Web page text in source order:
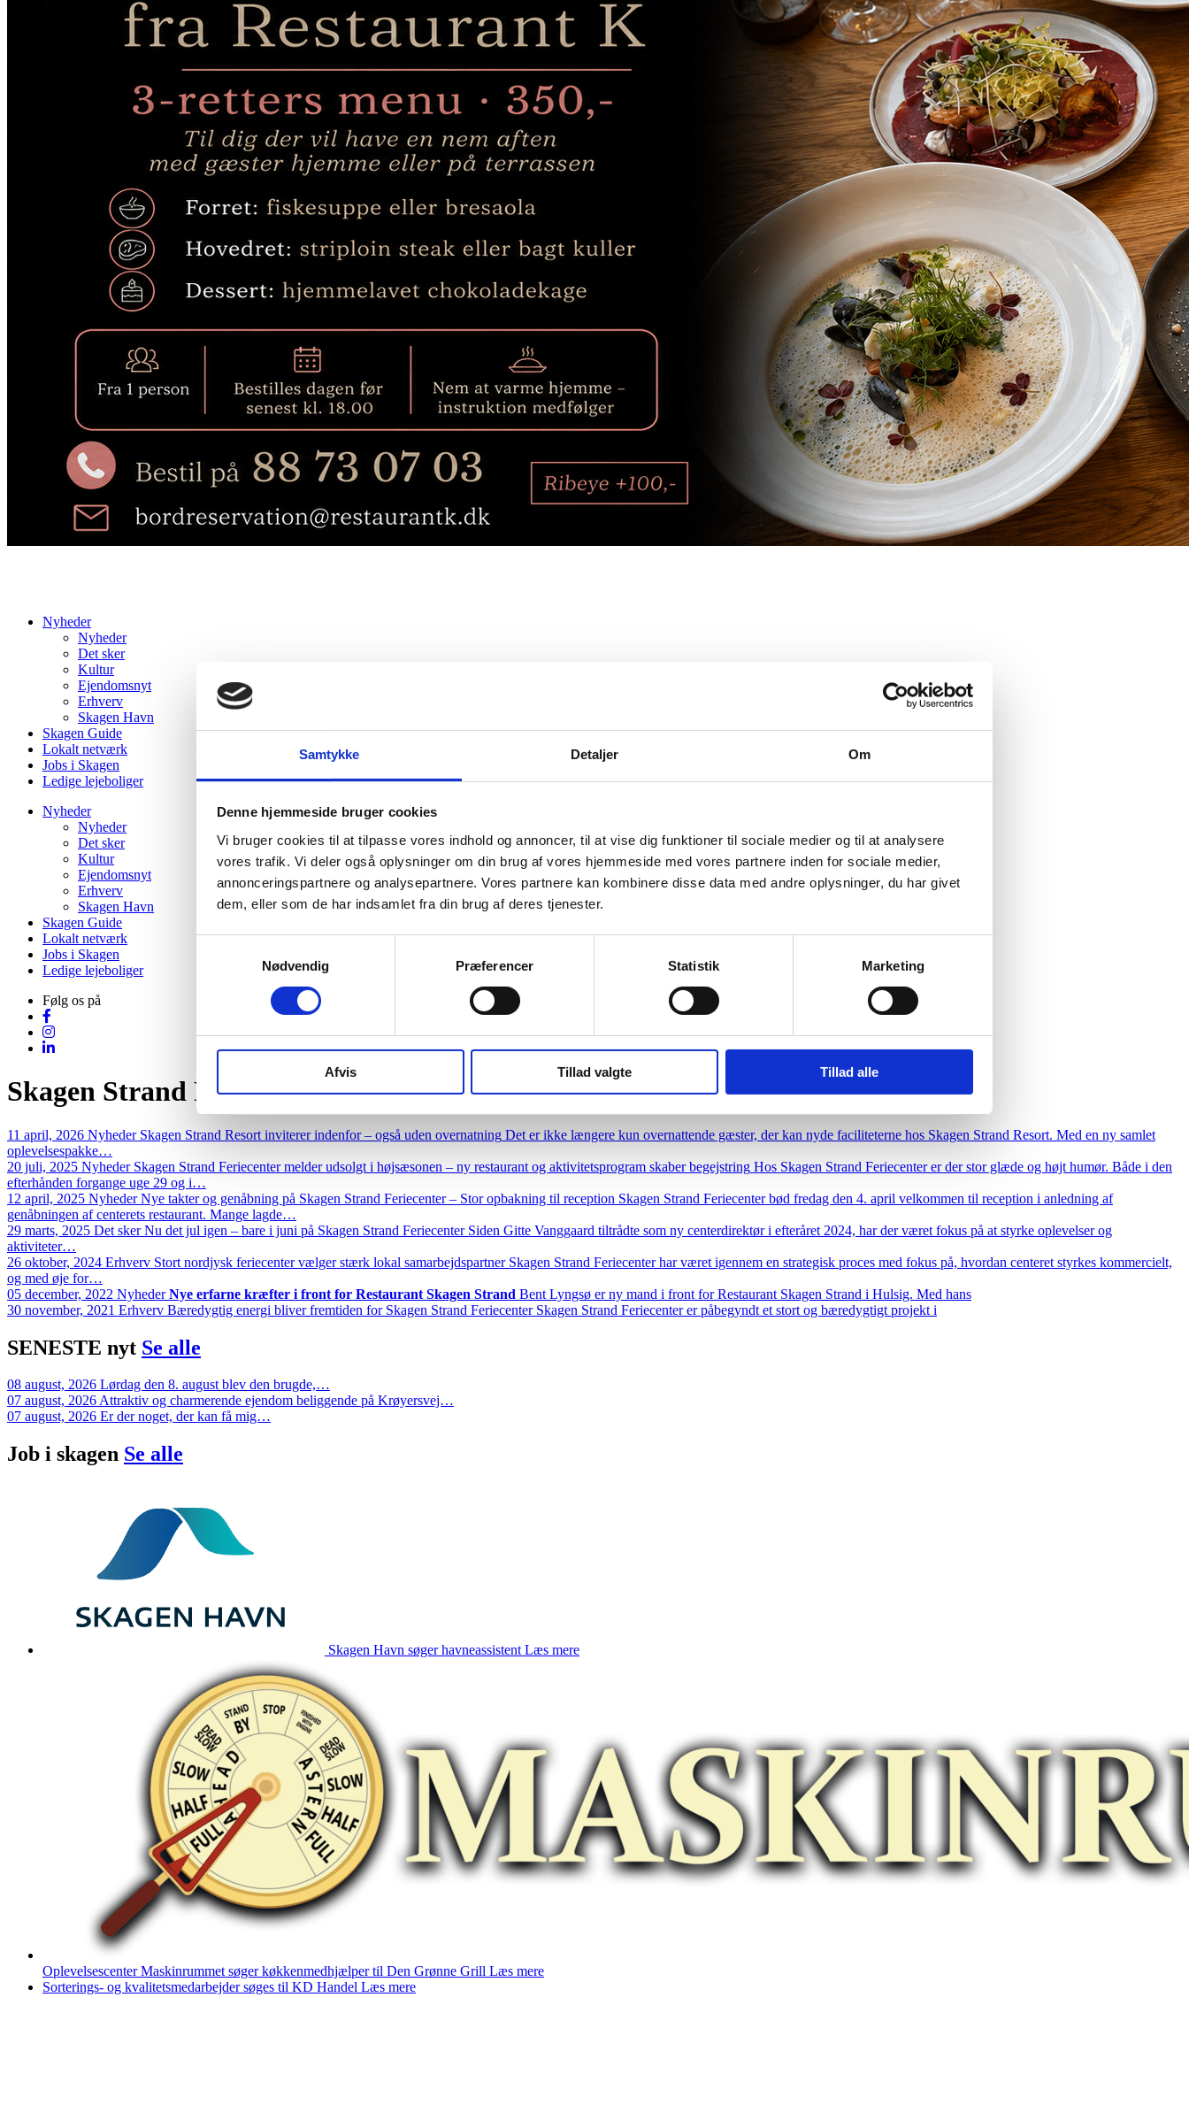
Samtykke Detaljer Om
Denne hjemmeside bruger cookies
Vi bruger cookies til at tilpasse vores indhold og annoncer, til at vise dig funktioner til sociale medier og til at analysere
vores trafik. Vi deler også oplysninger om din brug af vores hjemmeside med vores partnere inden for sociale medier,
annonceringspartnere og analysepartnere. Vores partnere kan kombinere disse data med andre oplysninger, du har givet
dem, eller som de har indsamlet fra din brug af deres tjenester.
Nødvendig
Præferencer Statistik Marketing
Afvis Tillad valgte Tillad alle
Nyheder
Nyheder
Det sker
Kultur
Ejendomsnyt
Erhverv
Skagen Havn
Skagen Guide
Lokalt netværk
Jobs i Skagen
Ledige lejeboliger
Nyheder
Nyheder
Det sker
Kultur
Ejendomsnyt
Erhverv
Skagen Havn
Skagen Guide
Lokalt netværk
Jobs i Skagen
Ledige lejeboliger
Følg os på
Skagen Strand Feriecenter
11 april, 2026 Nyheder Skagen Strand Resort inviterer indenfor – også uden overnatning Det er ikke længere kun overnattende gæster, der kan nyde faciliteterne hos Skagen Strand Resort. Med en ny samlet
oplevelsespakke…
20 juli, 2025 Nyheder Skagen Strand Feriecenter melder udsolgt i højsæsonen – ny restaurant og aktivitetsprogram skaber begejstring Hos Skagen Strand Feriecenter er der stor glæde og højt humør. Både i den
efterhånden forgange uge 29 og i…
12 april, 2025 Nyheder Nye takter og genåbning på Skagen Strand Feriecenter – Stor opbakning til reception Skagen Strand Feriecenter bød fredag den 4. april velkommen til reception i anledning af
genåbningen af centerets restaurant. Mange lagde…
29 marts, 2025 Det sker Nu det jul igen – bare i juni på Skagen Strand Feriecenter Siden Gitte Vanggaard tiltrådte som ny centerdirektør i efteråret 2024, har der været fokus på at styrke oplevelser og
aktiviteter…
26 oktober, 2024 Erhverv Stort nordjysk feriecenter vælger stærk lokal samarbejdspartner Skagen Strand Feriecenter har været igennem en strategisk proces med fokus på, hvordan centeret styrkes kommercielt,
og med øje for…
05 december, 2022 Nyheder Nye erfarne kræfter i front for Restaurant Skagen Strand Bent Lyngsø er ny mand i front for Restaurant Skagen Strand i Hulsig. Med hans
30 november, 2021 Erhverv Bæredygtig energi bliver fremtiden for Skagen Strand Feriecenter Skagen Strand Feriecenter er påbegyndt et stort og bæredygtigt projekt i
SENESTE nyt Se alle
08 august, 2026 Lørdag den 8. august blev den brugde,…
07 august, 2026Attraktiv og charmerende ejendom beliggende på Krøyersvej…
07 august, 2026 Er der noget, der kan få mig…
Job i skagen Se alle
Skagen Havn søger havneassistent Læs mere
Oplevelsescenter Maskinrummet søger køkkenmedhjælper til Den Grønne Grill Læs mere
Sorterings- og kvalitetsmedarbejder søges til KD Handel Læs mere